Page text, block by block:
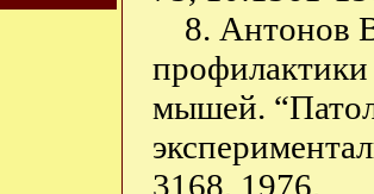
8. Антонов
мышей.
3168, 1976.